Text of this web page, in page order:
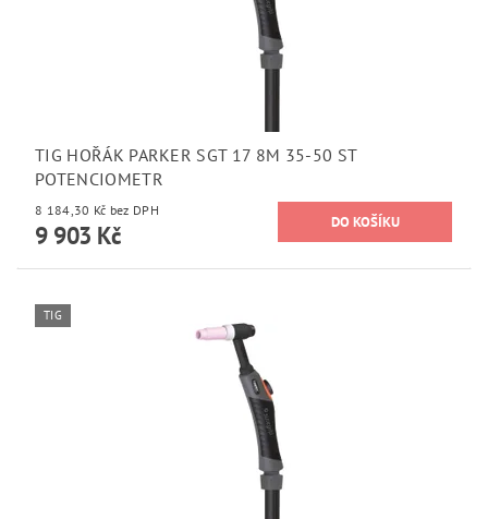
TIG HOŘÁK PARKER SGT 17 8M 35-50 ST
POTENCIOMETR
8 184,30 Kč bez DPH
9 903 Kč
TIG